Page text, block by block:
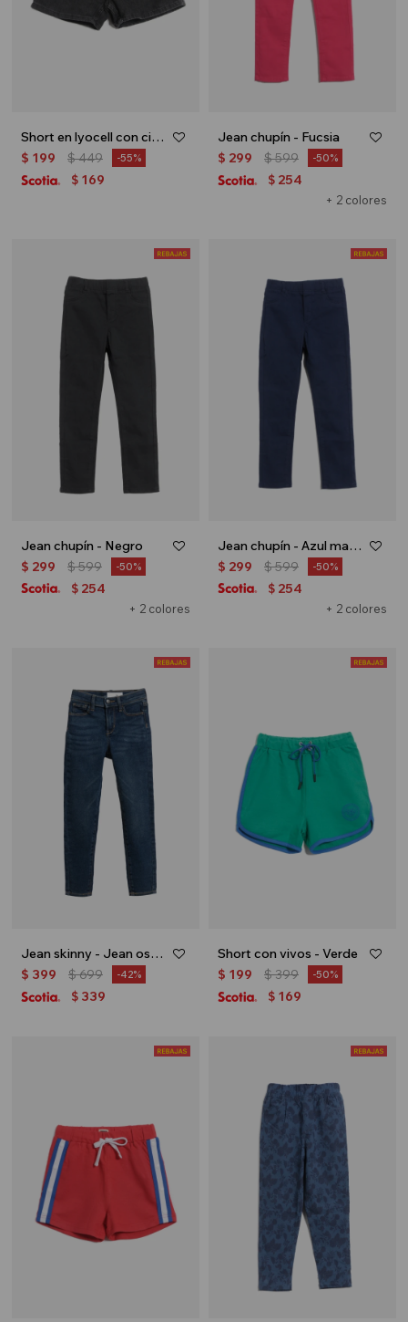
Short en lyocell con cintura elástica - Negro
$ 199 $449 55
$ 169
Jean chupín - Fucsia
+ 2 colores
$ 299 $599 50
$ 254
Jean chupín - Negro
+ 2 colores
$ 299 $599 50
$ 254
Jean chupín - Azul marino
+ 2 colores
$ 299 $599 50
$ 254
Jean skinny - Jean oscuro
$ 399 $699 42
$ 339
Short con vivos - Verde
$ 199 $399 50
$ 169